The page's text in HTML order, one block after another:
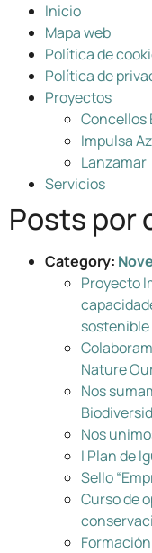
Inicio
Mapa web
Política de
Política de
Proyectos
Concellos
Impulsa
Lanzamar
Servicios
Posts por
Category:
Proyecto
Nature
Nos
Nos
I Plan de
Sello
Curso de